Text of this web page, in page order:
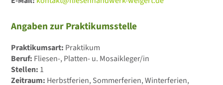
Angaben zur Praktikumsstelle
Praktikumsart: Praktikum
Beruf: Fliesen-, Platten- u. Mosaikleger/in
Stellen: 1
Zeitraum: Herbstferien, Sommerferien, Winterferien,